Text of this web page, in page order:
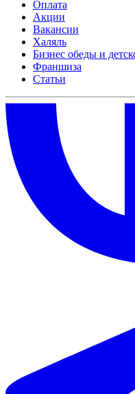
Оплата
Акции
Вакансии
Халяль
Бизнес обеды и
Франшиза
Статьи